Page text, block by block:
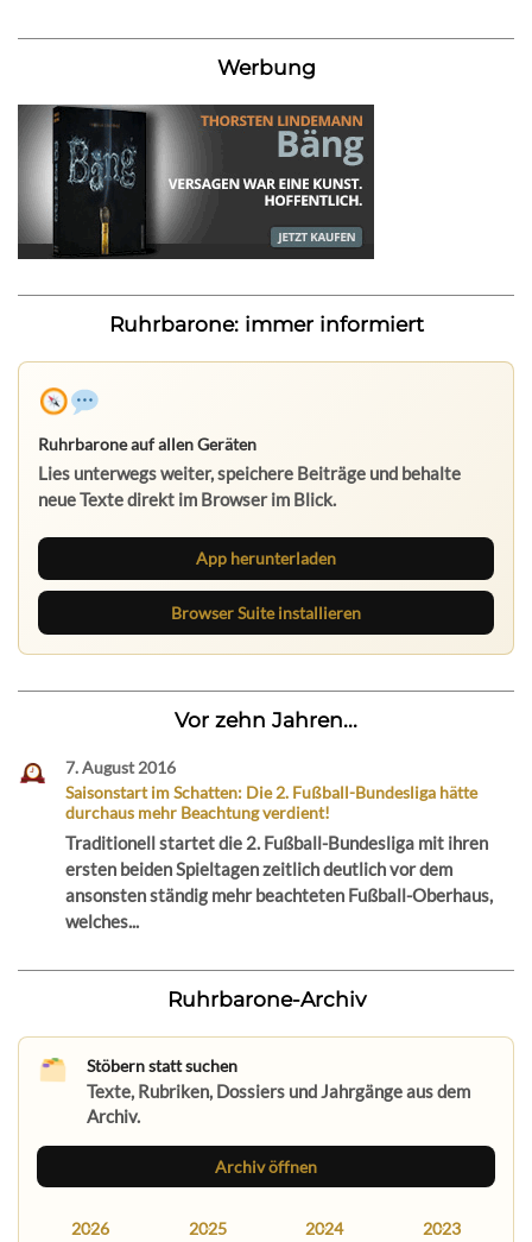
Werbung
Ruhrbarone: immer informiert
Ruhrbarone auf allen Geräten
Lies unterwegs weiter, speichere Beiträge und behalte
neue Texte direkt im Browser im Blick.
App herunterladen
Browser Suite installieren
Vor zehn Jahren...
7. August 2016
Saisonstart im Schatten: Die 2. Fußball-Bundesliga hätte
durchaus mehr Beachtung verdient!
Traditionell startet die 2. Fußball-Bundesliga mit ihren
ersten beiden Spieltagen zeitlich deutlich vor dem
ansonsten ständig mehr beachteten Fußball-Oberhaus,
welches...
Ruhrbarone-Archiv
Stöbern statt suchen
Texte, Rubriken, Dossiers und Jahrgänge aus dem
Archiv.
Archiv öffnen
2026 2025 2024 2023